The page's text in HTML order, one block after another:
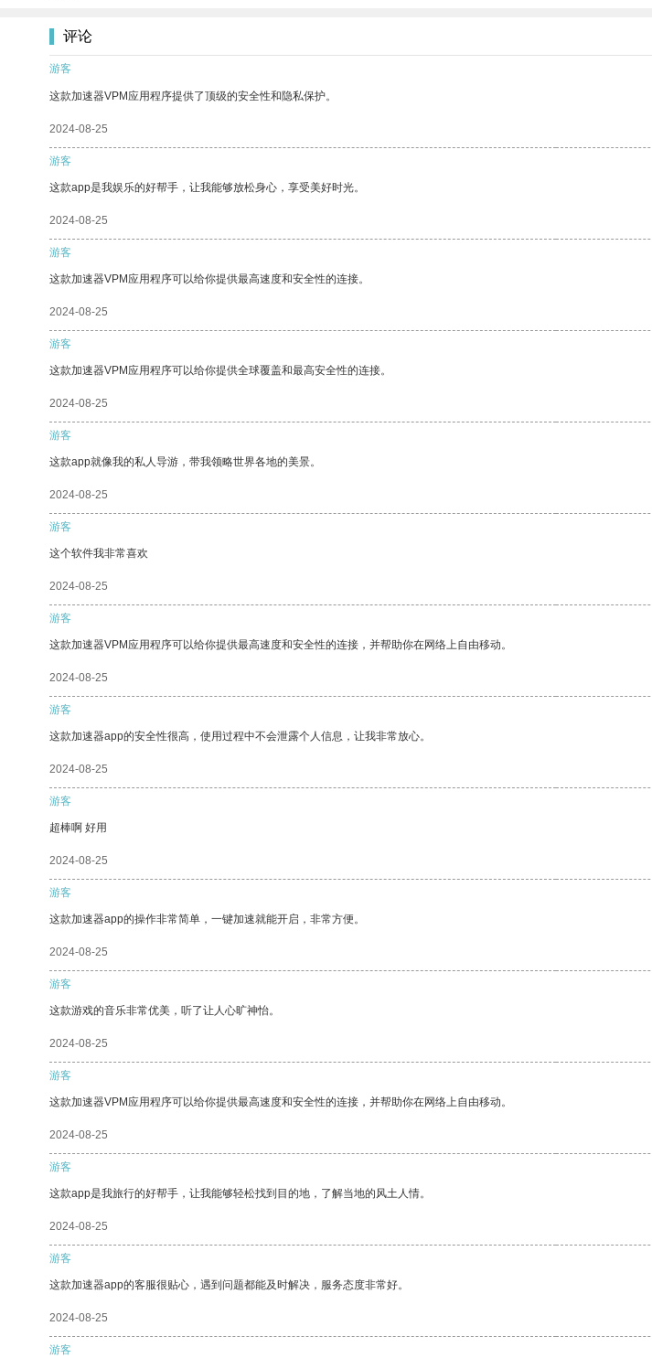
评论
游客
这款加速器VPM应用程序提供了顶级的安全性和隐私保护。
2024-08-25
游客
这款app是我娱乐的好帮手，让我能够放松身心，享受美好时光。
2024-08-25
游客
这款加速器VPM应用程序可以给你提供最高速度和安全性的连接。
2024-08-25
游客
这款加速器VPM应用程序可以给你提供全球覆盖和最高安全性的连接。
2024-08-25
游客
这款app就像我的私人导游，带我领略世界各地的美景。
2024-08-25
游客
这个软件我非常喜欢
2024-08-25
游客
这款加速器VPM应用程序可以给你提供最高速度和安全性的连接，并帮助你在网络上自由移动。
2024-08-25
游客
这款加速器app的安全性很高，使用过程中不会泄露个人信息，让我非常放心。
2024-08-25
游客
超棒啊 好用
2024-08-25
游客
这款加速器app的操作非常简单，一键加速就能开启，非常方便。
2024-08-25
游客
这款游戏的音乐非常优美，听了让人心旷神怡。
2024-08-25
游客
这款加速器VPM应用程序可以给你提供最高速度和安全性的连接，并帮助你在网络上自由移动。
2024-08-25
游客
这款app是我旅行的好帮手，让我能够轻松找到目的地，了解当地的风土人情。
2024-08-25
游客
这款加速器app的客服很贴心，遇到问题都能及时解决，服务态度非常好。
2024-08-25
游客